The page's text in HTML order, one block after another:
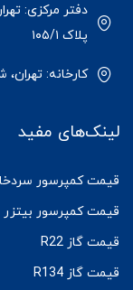
دفتر مرکزی:
پلاک ۱۰۵/۱
کارخانه: تهران،
لینک‌های مفید
قیمت کمپرسور
قیمت کمپرسور بیتزر
قیمت گاز R22
قیمت گاز R134